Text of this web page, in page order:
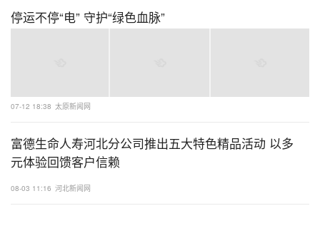
停运不停“电” 守护“绿色血脉”
07-12 18:38 太原新闻网
富德生命人寿河北分公司推出五大特色精品活动 以多
元体验回馈客户信赖
08-03 11:16 河北新闻网